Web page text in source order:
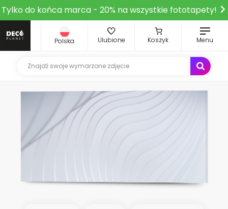
Tylko do końca marca - 20% na wszystkie fototapety!
Polska Ulubione Koszyk Menu